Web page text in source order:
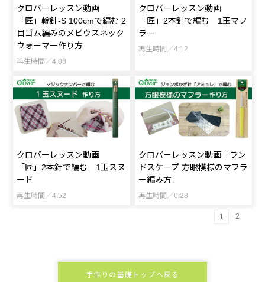
クロバーレッスン動画
「匠」輪針-S 100cmで編む 2
目ゴム編みのメビウスネック
ウォーマー作り方
再生時間／4:08
クロバーレッスン動画
「匠」2本針で編む 1玉マフ
ラー
再生時間／4:12
クロバーレッスン動画
「匠」2本針で編む 1玉スヌ
ード
再生時間／4:52
クロバーレッスン動画「ラン
ドスケープ 方眼模様のマフラ
ー編み方」
再生時間／6:28
1 2
手作りの基礎トップへ戻る